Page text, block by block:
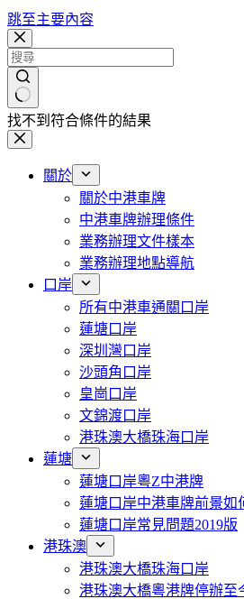
跳至主要內容
找不到符合條件的結果
關於
關於中港車牌
中港車牌辦理條件
業務辦理文件樣本
業務辦理地點導航
口岸
所有中港車通關口岸
蓮塘口岸
深圳灣口岸
沙頭角口岸
皇崗口岸
文錦渡口岸
港珠澳大橋珠海口岸
蓮塘
蓮塘口岸粵Z中港牌
蓮塘口岸中港車牌前景如
蓮塘口岸常見問題2019版
港珠澳
港珠澳大橋珠海口岸
港珠澳大橋粵港牌停辦至